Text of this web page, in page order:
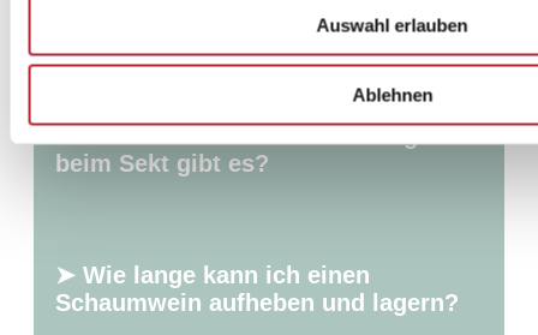
Auswahl erlauben
Ablehnen
beim Sekt gibt es?
➤ Wie lange kann ich einen
Schaumwein aufheben und lagern?